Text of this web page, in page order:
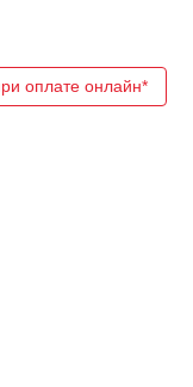
оплате онлайн*